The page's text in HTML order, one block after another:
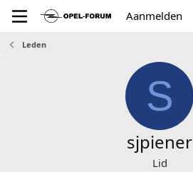
Aanmelden
Leden
S
sjpiener
Lid